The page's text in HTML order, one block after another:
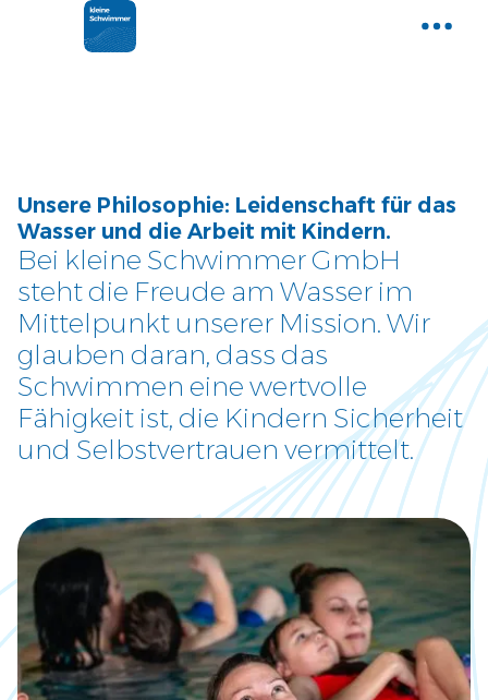
Aktuelle News
Neues und Tipps aus der Welt der
kleinen Schwimmer
Kurse
Entdecke unser Kursangebot
Über uns
Tauche ein und lerne uns
kennen
Kalender
Was, wann, wo inklusive direkter
Anmeldemöglichkeit
Jobs
Eine neue Challenge gesucht?
Unsere Philosophie: Leidenschaft für das
Wasser und die Arbeit mit Kindern.
Bei kleine Schwimmer GmbH
steht die Freude am Wasser im
Mittelpunkt unserer Mission. Wir
glauben daran, dass das
Schwimmen eine wertvolle
Fähigkeit ist, die Kindern Sicherheit
und Selbstvertrauen vermittelt.